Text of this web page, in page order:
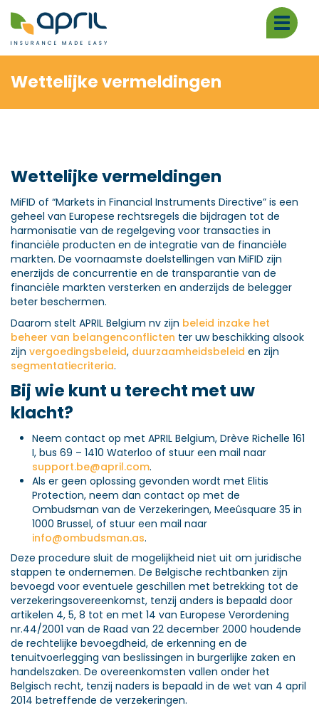
Toggle
Wettelijke vermeldingen
Wettelijke vermeldingen
MiFID of “Markets in Financial Instruments Directive” is een
geheel van Europese rechtsregels die bijdragen tot de
harmonisatie van de regelgeving voor transacties in
financiële producten en de integratie van de financiële
markten. De voornaamste doelstellingen van MiFID zijn
enerzijds de concurrentie en de transparantie van de
financiële markten versterken en anderzijds de belegger
beter beschermen.
Daarom stelt APRIL Belgium nv zijn beleid inzake het
beheer van belangenconflicten ter uw beschikking alsook
zijn vergoedingsbeleid, duurzaamheidsbeleid en zijn
segmentatiecriteria.
Bij wie kunt u terecht met uw
klacht?
Neem contact op met APRIL Belgium, Drève Richelle 161
I, bus 69 – 1410 Waterloo of stuur een mail naar
support.be@april.com.
Als er geen oplossing gevonden wordt met Elitis
Protection, neem dan contact op met de
Ombudsman van de Verzekeringen, Meeûsquare 35 in
1000 Brussel, of stuur een mail naar
info@ombudsman.as.
Deze procedure sluit de mogelijkheid niet uit om juridische
stappen te ondernemen. De Belgische rechtbanken zijn
bevoegd voor eventuele geschillen met betrekking tot de
verzekeringsovereenkomst, tenzij anders is bepaald door
artikelen 4, 5, 8 tot en met 14 van Europese Verordening
nr.44/2001 van de Raad van 22 december 2000 houdende
de rechtelijke bevoegdheid, de erkenning en de
tenuitvoerlegging van beslissingen in burgerlijke zaken en
handelszaken. De overeenkomsten vallen onder het
Belgisch recht, tenzij naders is bepaald in de wet van 4 april
2014 betreffende de verzekeringen.